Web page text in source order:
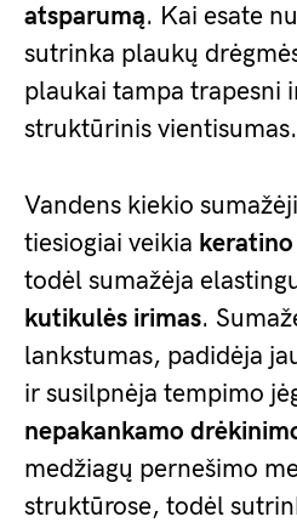
atsparumą. Kai esate
sutrinka plaukų
plaukai tampa trapesni
struktūrinis vientisumas.
Vandens kiekio
tiesiogiai veikia
todėl sumažėja
kutikulės irimas.
lankstumas, padidėja
ir susilpnėja tempimo
nepakankamo
medžiagų pernešimo
struktūrose, todėl